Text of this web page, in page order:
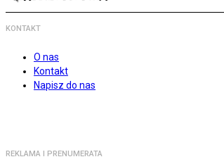
KONTAKT
O nas
Kontakt
Napisz do nas
REKLAMA I PRENUMERATA